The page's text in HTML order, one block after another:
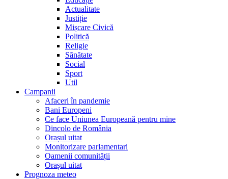
Actualitate
Justiție
Mișcare Civică
Politică
Religie
Sănătate
Social
Sport
Util
Campanii
Afaceri în pandemie
Bani Europeni
Ce face Uniunea Europeană pentru mine
Dincolo de România
Orașul uitat
Monitorizare parlamentari
Oamenii comunității
Orașul uitat
Prognoza meteo